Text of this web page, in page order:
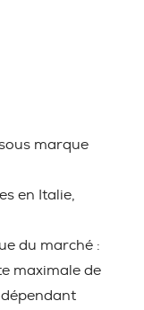
marque
en Italie,
du marché :
maximale de